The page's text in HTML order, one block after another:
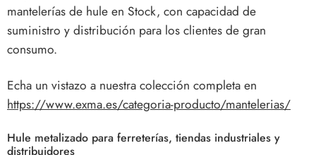
mantelerías de hule en Stock, con capacidad de
suministro y distribución para los clientes de gran
consumo.
Echa un vistazo a nuestra colección completa en
https://www.exma.es/categoria-producto/mantelerias/
Hule metalizado para ferreterías, tiendas industriales y
distribuidores